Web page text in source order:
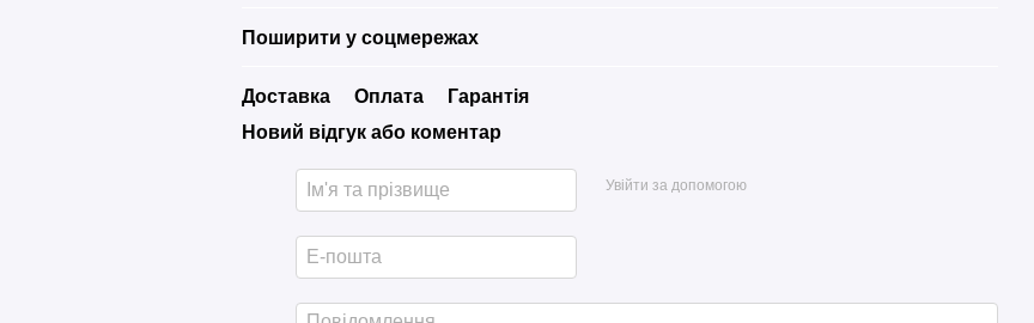
Поширити у соцмережах
Доставка Оплата
Гарантія
Новий відгук або коментар
Увійти за допомогою